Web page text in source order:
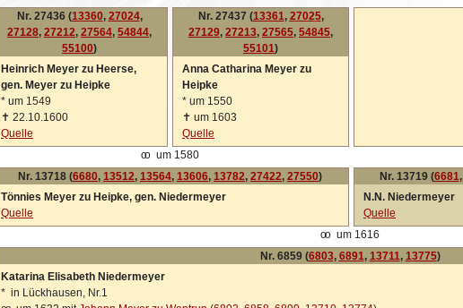
Nr. 27436 (13360, 27024,
27128, 27212, 27564, 54844,
55100)
Heinrich Meyer zu Heerse,
gen. Meyer zu Heipke
* um 1549
✝ 22.10.1600
Quelle
Nr. 27437 (13361, 27025,
27129, 27213, 27565, 54845,
55101)
Anna Catharina Meyer zu
Heipke
* um 1550
✝ um 1603
Quelle
oo um 1580
Nr. 13718 (6680, 13512, 13564, 13606, 13782, 27422, 27550)
Tönnies Meyer zu Heipke, gen. Niedermeyer
Quelle
Nr. 13719 (6681,
N.N. Niedermeyer
Quelle
oo
um 1616
Nr. 6859 (6803, 6891, 13711, 13775)
Katarina Elisabeth Niedermeyer
* in Lückhausen, Nr.1